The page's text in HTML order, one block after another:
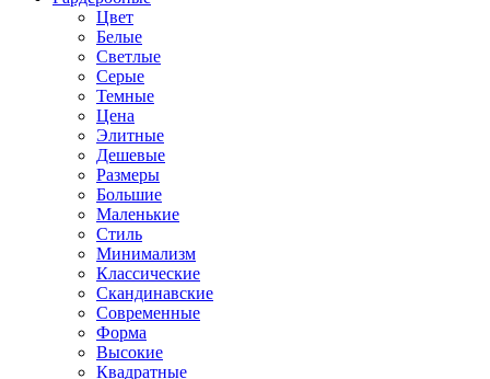
Цвет
Белые
Светлые
Серые
Темные
Цена
Элитные
Дешевые
Размеры
Большие
Маленькие
Стиль
Минимализм
Классические
Скандинавские
Современные
Форма
Высокие
Квадратные